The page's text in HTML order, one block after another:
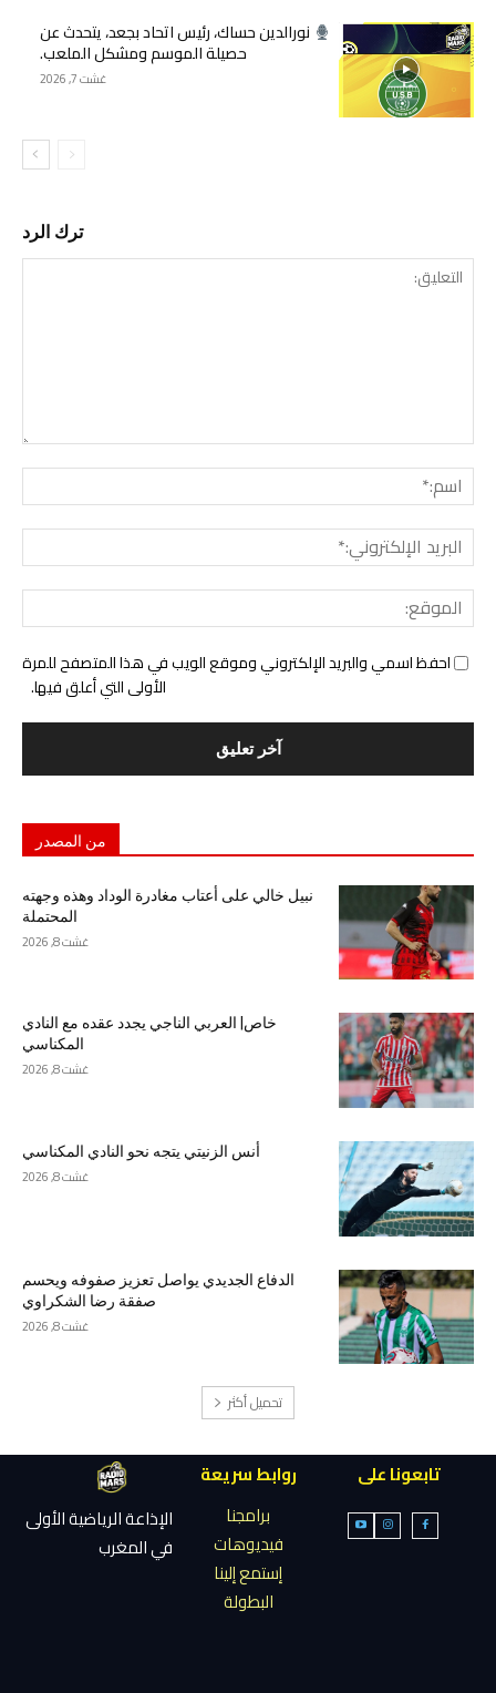
نورالدين حساك، رئيس اتحاد بجعد، يتحدث عن
حصيلة الموسم ومشكل الملعب.
غشت 7, 2026
ترك الرد
احفظ اسمي والبريد الإلكتروني وموقع الويب في هذا المتصفح للمرة
الأولى التي أعلق فيها.
من المصدر
نبيل خالي على أعتاب مغادرة الوداد وهذه وجهته
المحتملة
غشت 8, 2026
خاص| العربي الناجي يجدد عقده مع النادي
المكناسي
غشت 8, 2026
أنس الزنيتي يتجه نحو النادي المكناسي
غشت 8, 2026
الدفاع الجديدي يواصل تعزيز صفوفه ويحسم
صفقة رضا الشكراوي
غشت 8, 2026
تحميل أكثر
تابعونا على
روابط سريعة
برامجنا
فيديوهات
إستمع إلينا
البطولة
الإذاعة الرياضية الأولى
في المغرب